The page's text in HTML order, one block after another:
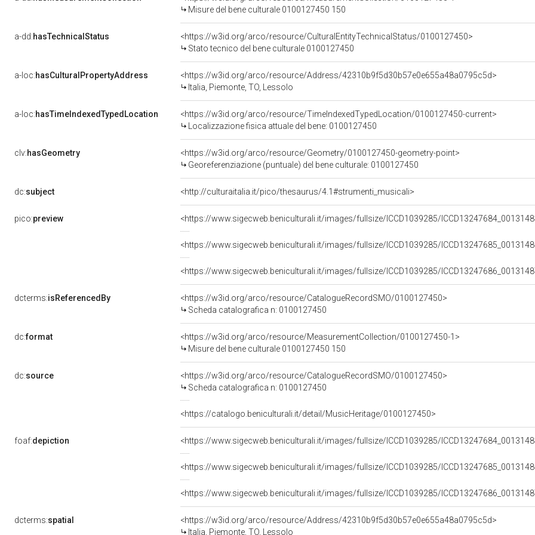
Misure del bene culturale 0100127450 150
a-dd:hasTechnicalStatus
<https://w3id.org/arco/resource/CulturalEntityTechnicalStatus/0100127450>
Stato tecnico del bene culturale 0100127450
a-loc:hasCulturalPropertyAddress
<https://w3id.org/arco/resource/Address/42310b9f5d30b57e0e655a48a0795c5d>
Italia, Piemonte, TO, Lessolo
a-loc:hasTimeIndexedTypedLocation
<https://w3id.org/arco/resource/TimeIndexedTypedLocation/0100127450-current>
Localizzazione fisica attuale del bene: 0100127450
clv:hasGeometry
<https://w3id.org/arco/resource/Geometry/0100127450-geometry-point>
Georeferenziazione (puntuale) del bene culturale: 0100127450
dc:subject <http://culturaitalia.it/pico/thesaurus/4.1#strumenti_musicali>
pico:preview <https://www.sigecweb.beniculturali.it/images/fullsize/ICCD1039285/
<https://www.sigecweb.beniculturali.it/images/fullsize/ICCD1039285/
<https://www.sigecweb.beniculturali.it/images/fullsize/ICCD1039285/
dcterms:isReferencedBy
<https://w3id.org/arco/resource/CatalogueRecordSMO/0100127450>
Scheda catalografica n: 0100127450
dc:format
<https://w3id.org/arco/resource/MeasurementCollection/0100127450-1>
Misure del bene culturale 0100127450 150
dc:source
<https://w3id.org/arco/resource/CatalogueRecordSMO/0100127450>
Scheda catalografica n: 0100127450
<https://catalogo.beniculturali.it/detail/MusicHeritage/0100127450>
foaf:depiction <https://www.sigecweb.beniculturali.it/images/fullsize/ICCD1039285/
<https://www.sigecweb.beniculturali.it/images/fullsize/ICCD1039285/
<https://www.sigecweb.beniculturali.it/images/fullsize/ICCD1039285/
dcterms:spatial
<https://w3id.org/arco/resource/Address/42310b9f5d30b57e0e655a48a0795c5d>
Italia, Piemonte, TO, Lessolo